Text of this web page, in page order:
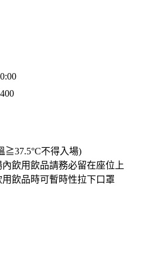
≧37.5°C不得入場)
飲用飲品請務必留在座位上
飲品時可暫時性拉下口罩